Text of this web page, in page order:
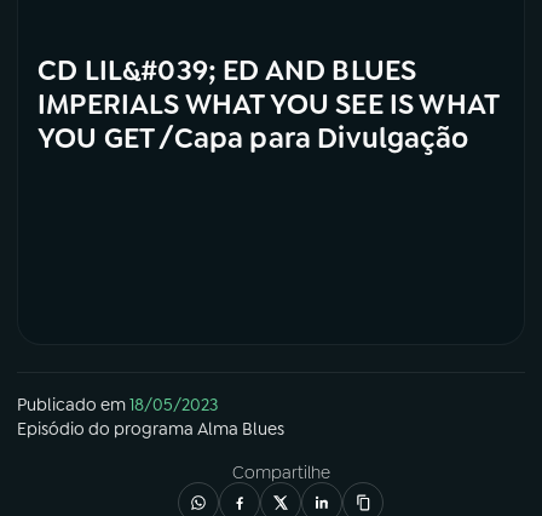
CD LIL&#039; ED AND BLUES
IMPERIALS WHAT YOU SEE IS WHAT
YOU GET /Capa para Divulgação
Publicado em18/05/2023
Episódio do programa Alma Blues
Compartilhe